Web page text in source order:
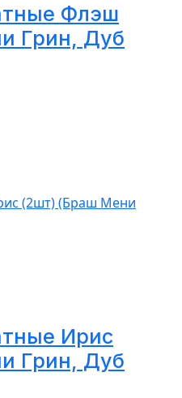
Флэш
Грин, Дуб
Ирис
Грин, Дуб